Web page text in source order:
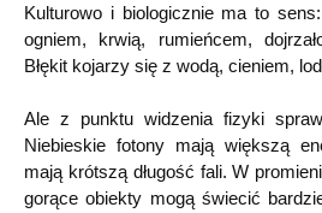
Kulturowo i biologicznie ma to
ogniem, krwią, rumieńcem,
Błękit kojarzy się z wodą, cieniem,
Ale z punktu widzenia fizyki
Niebieskie fotony mają większą
mają krótszą długość fali. W
gorące obiekty mogą świecić